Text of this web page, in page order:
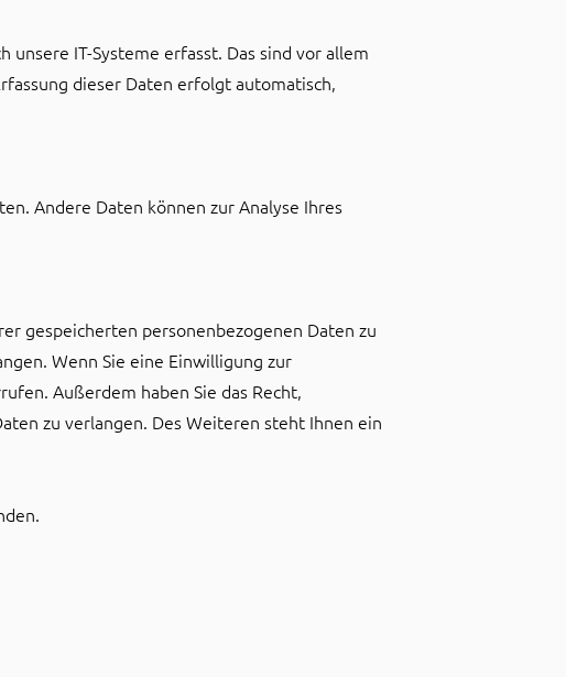
IT-Systeme erfasst. Das sind vor allem
dieser Daten erfolgt automatisch,
Andere Daten können zur Analyse Ihres
gespeicherten personenbezogenen Daten zu
Wenn Sie eine Einwilligung zur
Außerdem haben Sie das Recht,
zu verlangen. Des Weiteren steht Ihnen ein